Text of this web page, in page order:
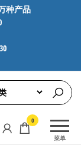
种产品
菜单
0